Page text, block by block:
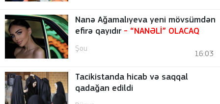
Nanə Ağamalıyeva yeni mövsümdən
efirə qayıdır - “NANƏLİ” OLACAQ
Şou
16:03
Tacikistanda hicab və saqqal
qadağan edildi